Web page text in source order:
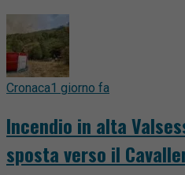
Cronaca1 giorno fa
Incendio in alta
sposta verso il